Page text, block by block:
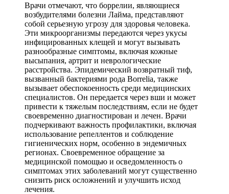
Врачи отмечают, что боррелии, являющиеся
возбудителями болезни Лайма, представляют
собой серьезную угрозу для здоровья человека.
Эти микроорганизмы передаются через укусы
инфицированных клещей и могут вызывать
разнообразные симптомы, включая кожные
высыпания, артрит и неврологические
расстройства. Эпидемический возвратный тиф,
вызванный бактериями рода Borrelia, также
вызывает обеспокоенность среди медицинских
специалистов. Он передается через вши и может
привести к тяжелым последствиям, если не будет
своевременно диагностирован и лечен. Врачи
подчеркивают важность профилактики, включая
использование репеллентов и соблюдение
гигиенических норм, особенно в эндемичных
регионах. Своевременное обращение за
медицинской помощью и осведомленность о
симптомах этих заболеваний могут существенно
снизить риск осложнений и улучшить исход
лечения.